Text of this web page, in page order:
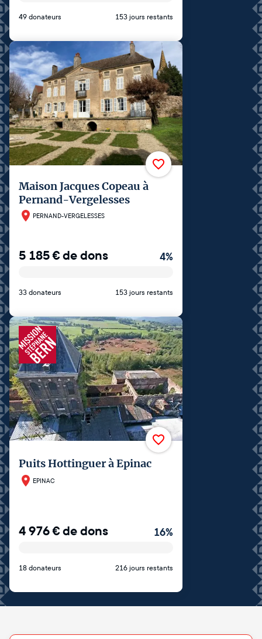
49 donateurs 153 jours restants
Maison Jacques Copeau à
Pernand-Vergelesses
PERNAND-VERGELESSES
5 185€de dons 4%
33 donateurs 153 jours restants
Puits Hottinguer à Epinac
EPINAC
4 976€de dons 16%
18 donateurs 216 jours restants